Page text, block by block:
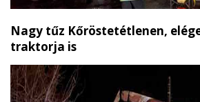
Nagy tűz Kőröstetétlenen,
traktorja is